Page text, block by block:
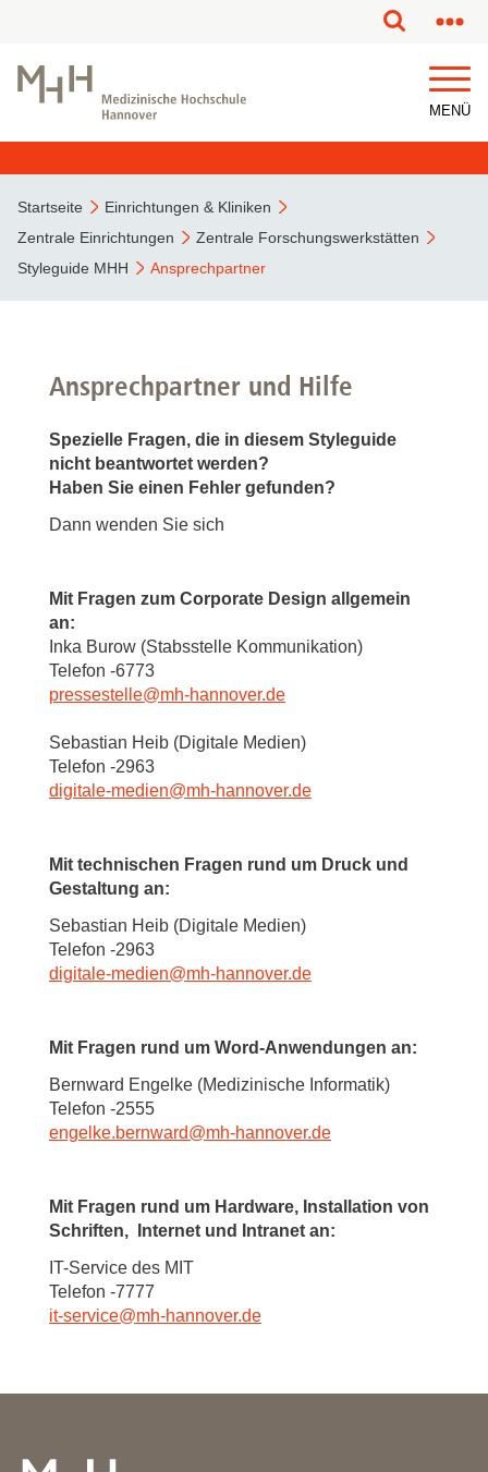
MENÜ
Startseite
Einrichtungen & Kliniken
Zentrale Einrichtungen
Zentrale Forschungswerkstätten
Styleguide MHH
Ansprechpartner
Ansprechpartner und Hilfe
Spezielle Fragen, die in diesem Styleguide
nicht beantwortet werden?
Haben Sie einen Fehler gefunden?
Dann wenden Sie sich
Mit Fragen zum Corporate Design allgemein
an:
Inka Burow (Stabsstelle Kommunikation)
Telefon -6773
pressestelle@mh-hannover.de
Sebastian Heib (Digitale Medien)
Telefon -2963
digitale-medien@mh-hannover.de
Mit technischen Fragen rund um Druck und
Gestaltung an:
Sebastian Heib (Digitale Medien)
Telefon -2963
digitale-medien@mh-hannover.de
Mit Fragen rund um Word-Anwendungen an:
Bernward Engelke (Medizinische Informatik)
Telefon -2555
engelke.bernward@mh-hannover.de
Mit Fragen rund um Hardware, Installation von
Schriften, Internet und Intranet an:
IT-Service des MIT
Telefon -7777
it-service@mh-hannover.de